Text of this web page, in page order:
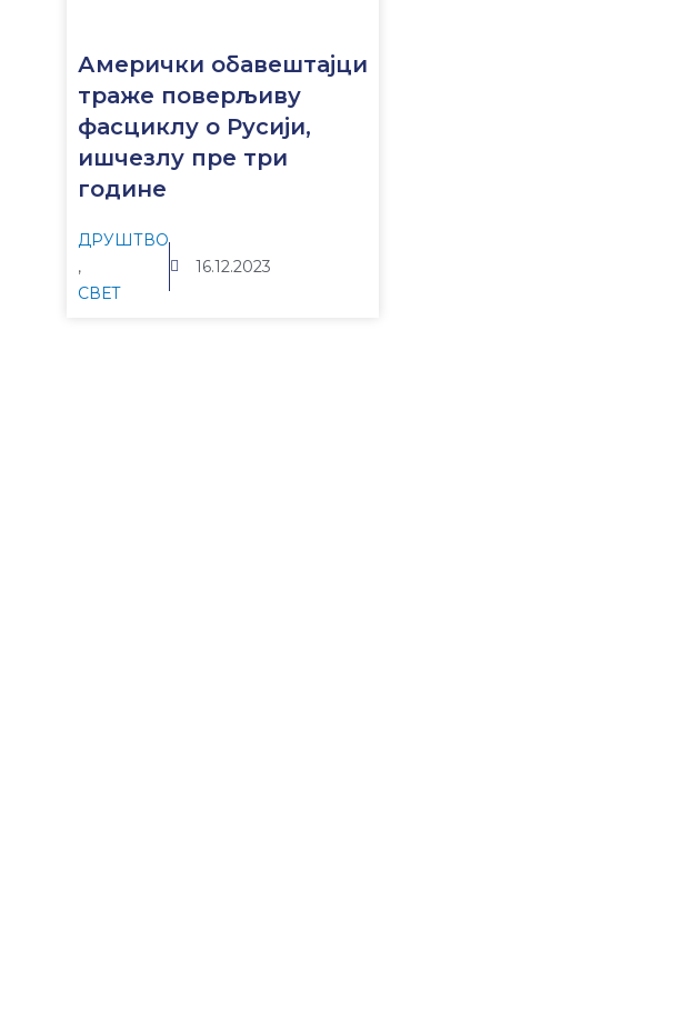
Амерички обавештајци
траже поверљиву
фасциклу о Русији,
ишчезлу пре три
године
ДРУШТВО
,
СВЕТ
16.12.2023